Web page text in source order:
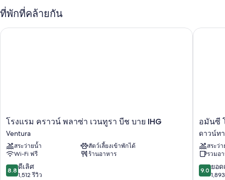
ที่พักปลอดบุหรี่ และบริการจองทัวร์/ตั๋ว
ผู้เข้าพักต่างพูดถึงสิ่งดีๆ เกี่ยวกับทำเลใกล้ชายหาดและพนักงานที่ให้
ความช่วยเหลือที่ดี
ระเบียงหรือนอกชานและบริการทำความสะอาดทุกวัน
ที่พักที่คล้ายกัน
โรงแรม
ครา
วน์
พลาซ่า
เวน
ทูรา
บีช
โรงแรม คราวน์ พลาซ่า เวนทูรา บีช บาย IHG
Ventura
สระว่ายน้ำ
สัตว์เลี้ยงเข้าพักได้
Wi-Fi ฟรี
ร้านอาหาร
8.8
จาก
8.8 ดีเลิศ
1,512 รีวิว
โรงแรม คราวน์ พลาซ่า เวนทูรา บีช บาย IHG
อมัน
โฮ
เทล,
แอน
แอ
ส
อมันซี
ดาวน์ท
สระว่
รวมอ
9.0
จาก
9.0 ยอด
อมันซี โ